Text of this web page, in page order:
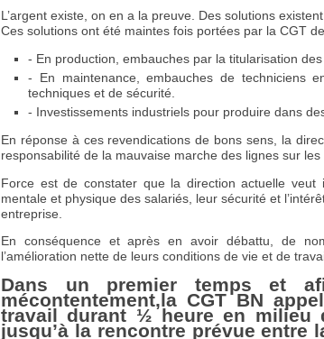
L’argent existe, on en a la preuve. Des solutions
Ces solutions ont été maintes fois portées par la CGT
- En production, embauches par la titularisation
- En maintenance, embauches de techniciens
techniques et de sécurité.
- Investissements industriels pour produire dans
En réponse à ces revendications de bons sens, la
responsabilité de la mauvaise marche des lignes sur les
Force est de constater que la direction actuelle
mentale et physique des salariés, leur sécurité et
entreprise.
En conséquence et après en avoir débattu, de
l’amélioration nette de leurs conditions de vie et de
Dans un premier temps et
mécontentement,la CGT BN
travail durant ½ heure en milieu
jusqu’à la rencontre prévue entre